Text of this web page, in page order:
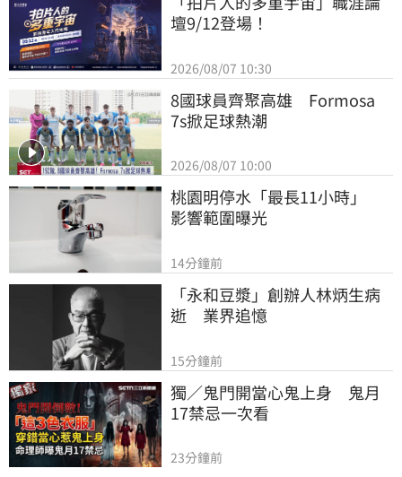
壇9/12登場！
2026/08/07 10:30
8國球員齊聚高雄　Formosa
7s掀足球熱潮
2026/08/07 10:00
桃園明停水「最長11小時」
影響範圍曝光
14分鐘前
「永和豆漿」創辦人林炳生病
逝　業界追憶
15分鐘前
獨／鬼門開當心鬼上身　鬼月
17禁忌一次看
23分鐘前